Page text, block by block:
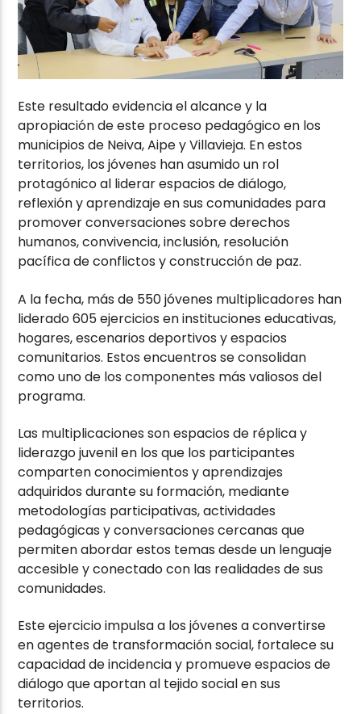
Este resultado evidencia el alcance y la
apropiación de este proceso pedagógico en los
municipios de Neiva, Aipe y Villavieja. En estos
territorios, los jóvenes han asumido un rol
protagónico al liderar espacios de diálogo,
reflexión y aprendizaje en sus comunidades para
promover conversaciones sobre derechos
humanos, convivencia, inclusión, resolución
pacífica de conflictos y construcción de paz.
A la fecha, más de 550 jóvenes multiplicadores han
liderado 605 ejercicios en instituciones educativas,
hogares, escenarios deportivos y espacios
comunitarios. Estos encuentros se consolidan
como uno de los componentes más valiosos del
programa.
Las multiplicaciones son espacios de réplica y
liderazgo juvenil en los que los participantes
comparten conocimientos y aprendizajes
adquiridos durante su formación, mediante
metodologías participativas, actividades
pedagógicas y conversaciones cercanas que
permiten abordar estos temas desde un lenguaje
accesible y conectado con las realidades de sus
comunidades.
Este ejercicio impulsa a los jóvenes a convertirse
en agentes de transformación social, fortalece su
capacidad de incidencia y promueve espacios de
diálogo que aportan al tejido social en sus
territorios.